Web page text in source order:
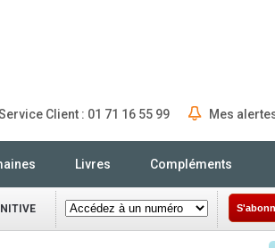
Client : 01 71 16 55 99 Mes
Livres Compléments